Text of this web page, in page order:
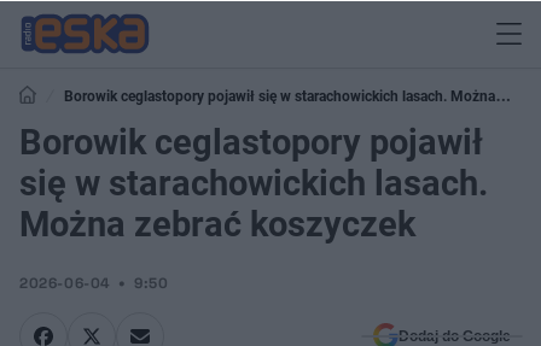
Borowik ceglastopory pojawił się w starachowickich lasach. Można
zebrać koszyczek
Borowik ceglastopory pojawił
się w starachowickich lasach.
Można zebrać koszyczek
2026-06-04 9:50
Dodaj do Google